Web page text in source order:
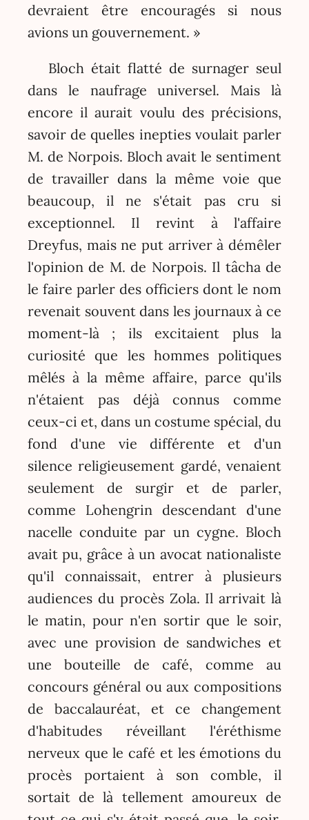
devraient être encouragés si nous
avions un gouvernement. »
Bloch était flatté de surnager seul
dans le naufrage universel. Mais là
encore il aurait voulu des précisions,
savoir de quelles inepties voulait parler
M. de Norpois. Bloch avait le sentiment
de travailler dans la même voie que
beaucoup, il ne s'était pas cru si
exceptionnel. Il revint à l'affaire
Dreyfus, mais ne put arriver à démêler
l'opinion de M. de Norpois. Il tâcha de
le faire parler des officiers dont le nom
revenait souvent dans les journaux à ce
moment-là ; ils excitaient plus la
curiosité que les hommes politiques
mêlés à la même affaire, parce qu'ils
n'étaient pas déjà connus comme
ceux-ci et, dans un costume spécial, du
fond d'une vie différente et d'un
silence religieusement gardé, venaient
seulement de surgir et de parler,
comme Lohengrin descendant d'une
nacelle conduite par un cygne. Bloch
avait pu, grâce à un avocat nationaliste
qu'il connaissait, entrer à plusieurs
audiences du procès Zola. Il arrivait là
le matin, pour n'en sortir que le soir,
avec une provision de sandwiches et
une bouteille de café, comme au
concours général ou aux compositions
de baccalauréat, et ce changement
d'habitudes réveillant l'éréthisme
nerveux que le café et les émotions du
procès portaient à son comble, il
sortait de là tellement amoureux de